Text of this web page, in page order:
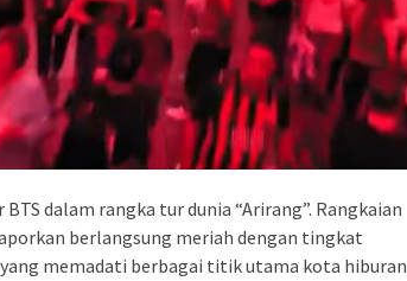
BTS dalam rangka tur dunia “Arirang”. Rangkaian
berlangsung meriah dengan tingkat
memadati berbagai titik utama kota hiburan